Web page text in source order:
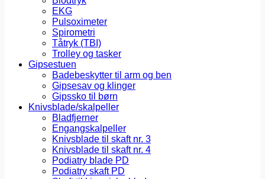
EKG
Pulsoximeter
Spirometri
Tåtryk (TBI)
Trolley og tasker
Gipsestuen
Badebeskytter til arm og ben
Gipsesav og klinger
Gipssko til børn
Knivsblade/skalpeller
Bladfjerner
Engangskalpeller
Knivsblade til skaft nr. 3
Knivsblade til skaft nr. 4
Podiatry blade PD
Podiatry skaft PD